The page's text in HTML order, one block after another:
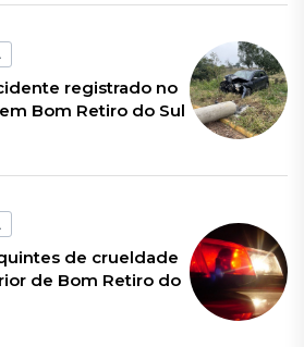
registrado no
Bom Retiro do Sul
de crueldade
de Bom Retiro do